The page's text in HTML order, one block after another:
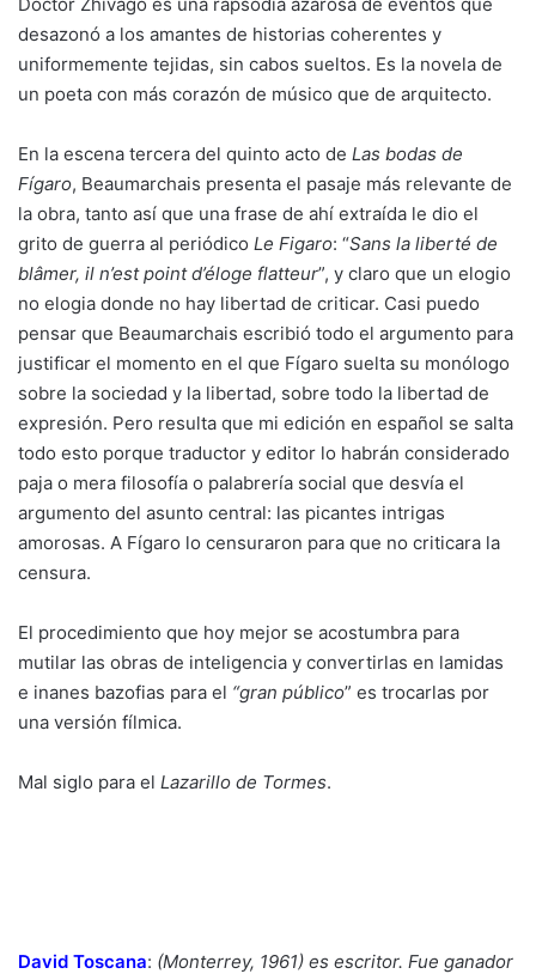
desazonó a los amantes de historias coherentes y
uniformemente tejidas, sin cabos sueltos. Es la novela de
un poeta con más corazón de músico que de arquitecto.
En la escena tercera del quinto acto de Las bodas de
Fígaro, Beaumarchais presenta el pasaje más relevante de
la obra, tanto así que una frase de ahí extraída le dio el
grito de guerra al periódico Le Figaro: “Sans la liberté de
blâmer, il n’est point d’éloge flatteur”, y claro que un elogio
no elogia donde no hay libertad de criticar. Casi puedo
pensar que Beaumarchais escribió todo el argumento para
justificar el momento en el que Fígaro suelta su monólogo
sobre la sociedad y la libertad, sobre todo la libertad de
expresión. Pero resulta que mi edición en español se salta
todo esto porque traductor y editor lo habrán considerado
paja o mera filosofía o palabrería social que desvía el
argumento del asunto central: las picantes intrigas
amorosas. A Fígaro lo censuraron para que no criticara la
censura.
El procedimiento que hoy mejor se acostumbra para
mutilar las obras de inteligencia y convertirlas en lamidas
e inanes bazofias para el “gran público” es trocarlas por
una versión fílmica.
Mal siglo para el Lazarillo de Tormes.
David Toscana: (Monterrey, 1961) es escritor. Fue ganador